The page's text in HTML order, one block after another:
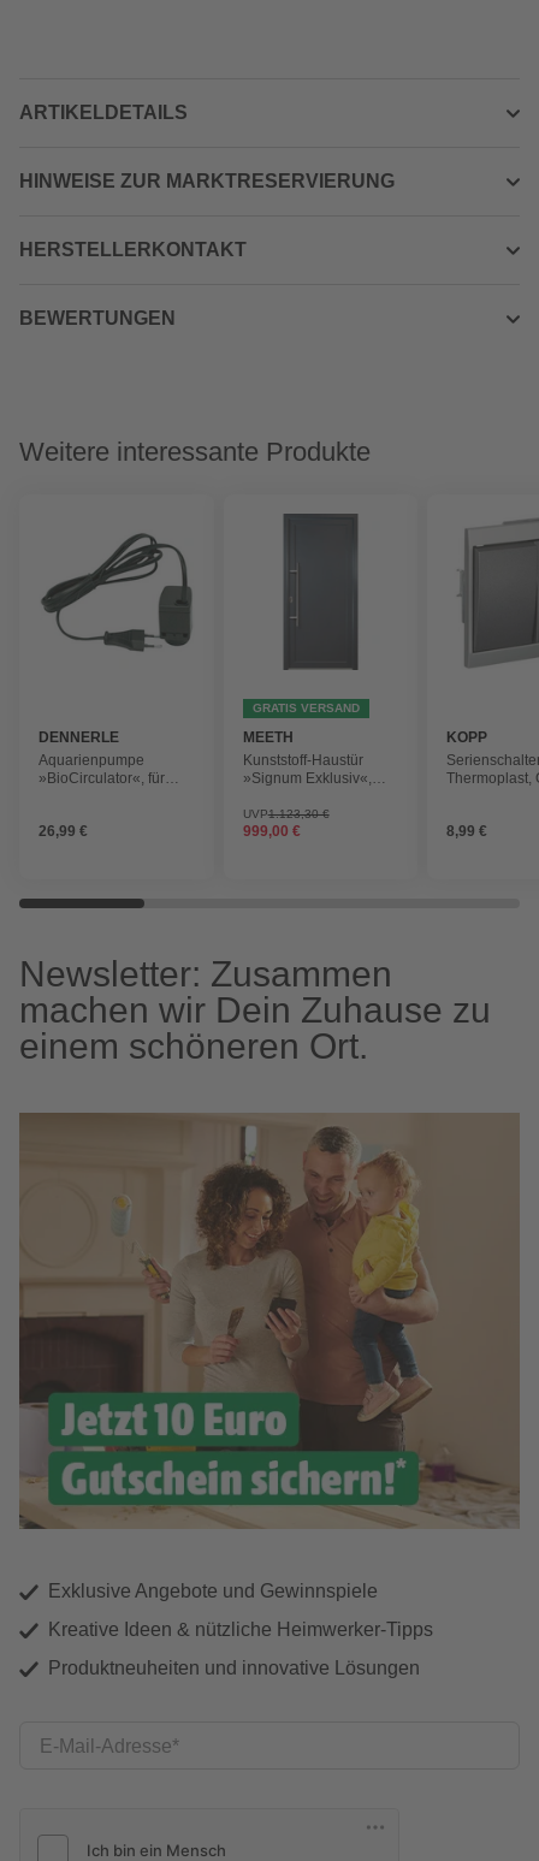
ARTIKELDETAILS
HINWEISE ZUR MARKTRESERVIERUNG
HERSTELLERKONTAKT
BEWERTUNGEN
Weitere interessante Produkte
DENNERLE
Aquarienpumpe
»BioCirculator«, für
26,99 €
GRATIS VERSAND
MEETH
Kunststoff-Haustür
»Signum Exklusiv«,
öffnend, ohne Türgriff
UVP1.123,30 €
999,00 €
KOPP
Thermoplast,
8,99 €
Newsletter: Zusammen
machen wir Dein Zuhause zu
einem schöneren Ort.
Exklusive Angebote und Gewinnspiele
Kreative Ideen & nützliche Heimwerker-Tipps
Produktneuheiten und innovative Lösungen
E-Mail-Adresse